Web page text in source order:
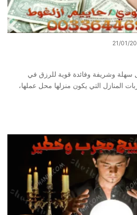
21/01/
وشريفة وفائدة قوية للرزق في
المنازل التي يكون منزلها محل عملها،